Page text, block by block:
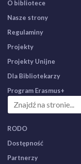
O bibliotece
Nasze strony
Regulaminy
Projekty
Projekty Unijne
Dla Bibliotekarzy
Program Erasmus+
RODO
Dostępność
Partnerzy